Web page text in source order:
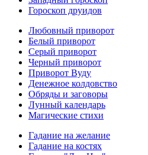
Гороскоп друидов
Любовный приворот
Белый приворот
Серый приворот
Черный приворот
Приворот Вуду
Денежное колдовство
Обряды и заговоры
Лунный календарь
Магические стихи
Гадание на желание
Гадание на костях